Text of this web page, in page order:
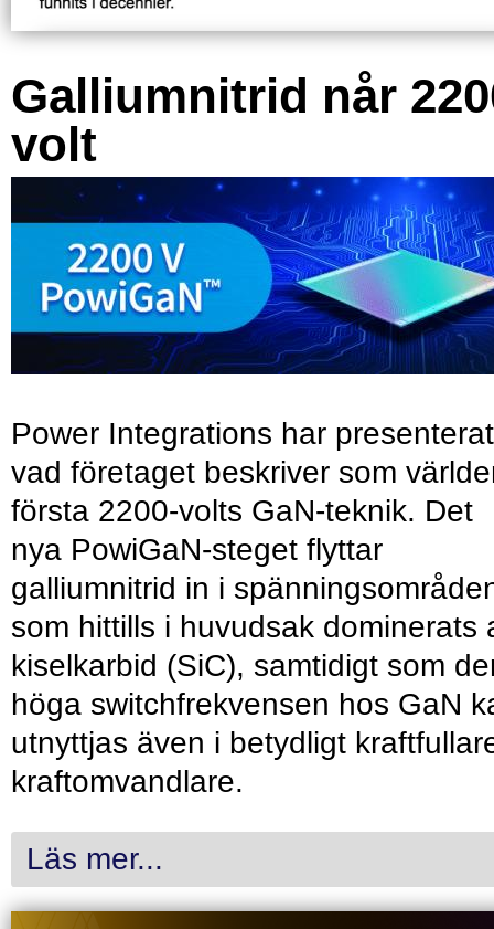
Galliumnitrid når
volt
Power Integrations har presenterat
vad företaget beskriver som
första 2200-volts GaN-teknik. Det
nya PowiGaN-steget flyttar
galliumnitrid in i
som hittills i huvudsak dominerats
kiselkarbid (SiC), samtidigt som
höga switchfrekvensen hos GaN
utnyttjas även i betydligt
kraftomvandlare.
Läs mer...